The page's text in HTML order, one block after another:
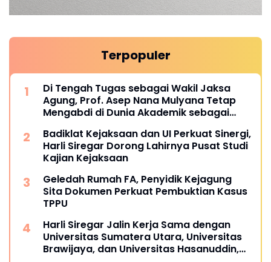
Terpopuler
Di Tengah Tugas sebagai Wakil Jaksa
Agung, Prof. Asep Nana Mulyana Tetap
Mengabdi di Dunia Akademik sebagai
Badiklat Kejaksaan dan UI Perkuat Sinergi,
Harli Siregar Dorong Lahirnya Pusat Studi
Kajian Kejaksaan
Geledah Rumah FA, Penyidik Kejagung
Sita Dokumen Perkuat Pembuktian Kasus
TPPU
Harli Siregar Jalin Kerja Sama dengan
Universitas Sumatera Utara, Universitas
Brawijaya, dan Universitas Hasanuddin,